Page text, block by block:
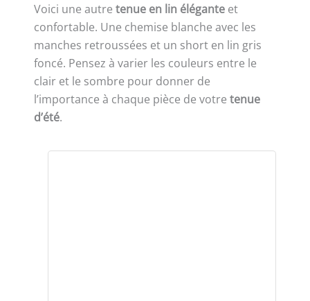
Voici une autre tenue en lin éléganteet
confortable. Une chemise blanche avec les
manches retroussées et un short en lin gris
foncé. Pensez à varier les couleurs entre le
clair et le sombre pour donner de
l’importance à chaque pièce de votre tenue
d’été.